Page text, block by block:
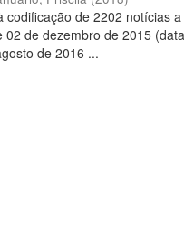
codificação de 2202 notícias
02 de dezembro de 2015
de 2016 ...